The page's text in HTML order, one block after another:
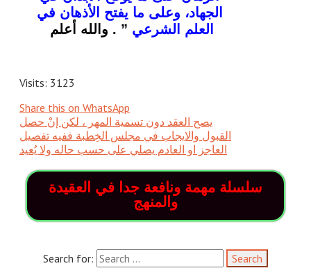
العلم الشرعي ” . والله أعلم
Visits: 3123
Share this on WhatsApp
يصح العقد دون تسمية المهر ، لكن إنْ حصل
القبول والايجاب في مجلس الخِطبة ففيه تفصيل
العاجز او العادم يصلي على حسب حاله ولا يُعيد
سلسلة مهمة ونافعة جدا في العقيدة
والمنهج
Search for: